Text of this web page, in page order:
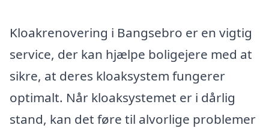
Kloakrenovering i Bangsebro er en vigtig
service, der kan hjælpe boligejere med at
sikre, at deres kloaksystem fungerer
optimalt. Når kloaksystemet er i dårlig
stand, kan det føre til alvorlige problemer